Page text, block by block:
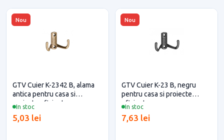
Nou
In stoc
GTV Cuier K-2342 B, alama
antica pentru casa si
proiecte eficiente
5,03 lei
Nou
In stoc
GTV Cuier K-23 B, negru
pentru casa si proiecte
eficiente
7,63 lei